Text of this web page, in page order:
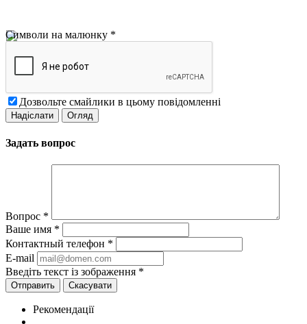
Символи на малюнку *
Дозвольте смайлики в цьому повідомленні
Задать вопрос
Вопрос *
Ваше имя *
Контактный телефон *
E-mail
Введіть текст із зображення *
Скасувати
Рекомендації